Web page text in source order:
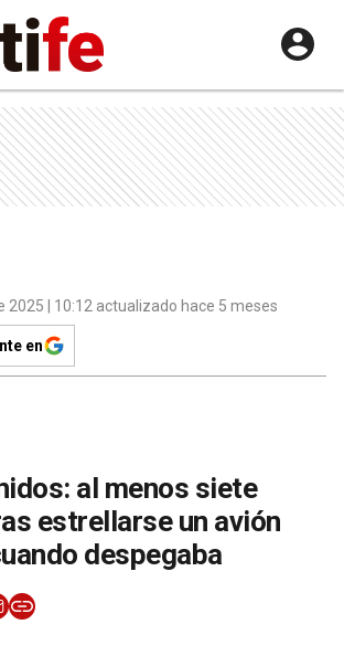
2025 | 10:12 actualizado hace 5 meses
en
al menos siete
estrellarse un avión
despegaba